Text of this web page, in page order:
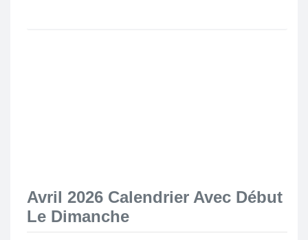
Avril 2026 Calendrier Avec Début
Le Dimanche